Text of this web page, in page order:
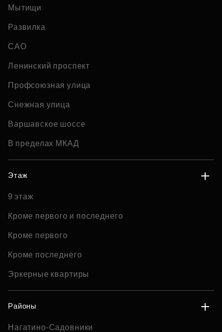
Мытищи
Развилка
САО
Ленинский проспект
Профсоюзная улица
Снежная улица
Варшавское шоссе
В пределах МКАД
Этаж
9 этаж
Кроме первого и последнего
Кроме первого
Кроме последнего
Эркерные квартиры
Районы
Нагатино-Садовники